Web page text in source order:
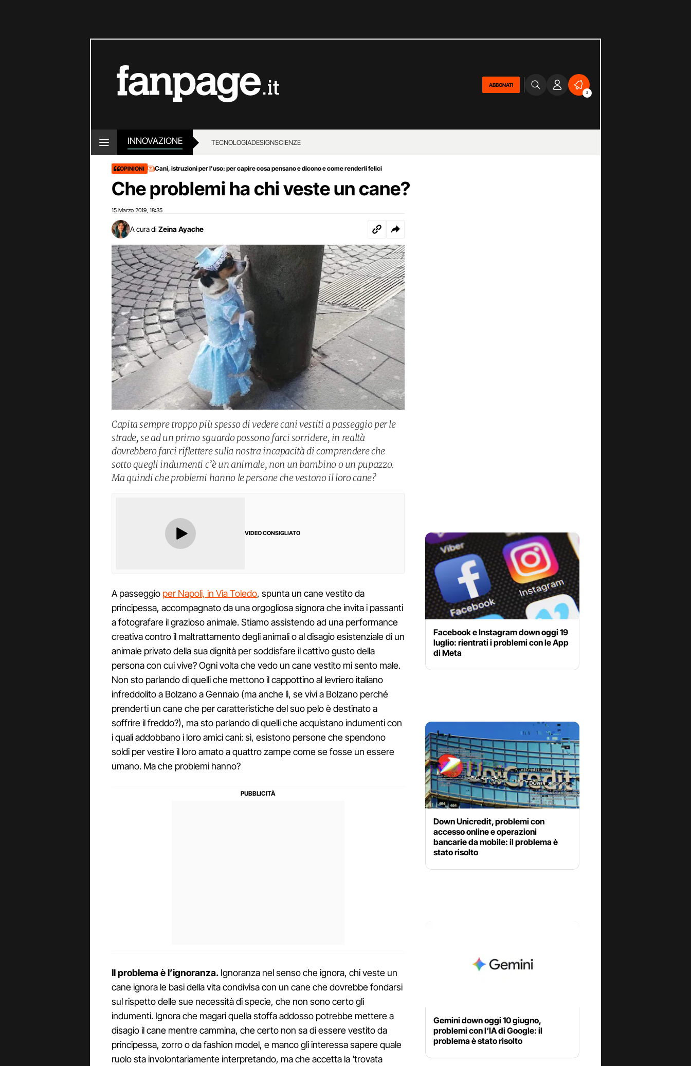
ABBONATI
2
INNOVAZIONE TECNOLOGIADESIGNSCIENZE
OPINIONI Cani, istruzioni per l'uso: per capire cosa pensano e dicono e come renderli felici
Che problemi ha chi veste un cane?
15 Marzo 2019 18:35
A cura di Zeina Ayache
Capita sempre troppo più spesso di vedere cani vestiti a passeggio per le
strade, se ad un primo sguardo possono farci sorridere, in realtà
dovrebbero farci riflettere sulla nostra incapacità di comprendere che
sotto quegli indumenti c’è un animale, non un bambino o un pupazzo.
Ma quindi che problemi hanno le persone che vestono il loro cane?
VIDEO CONSIGLIATO
A passeggio per Napoli, in Via Toledo, spunta un cane vestito da
principessa, accompagnato da una orgogliosa signora che invita i passanti
a fotografare il grazioso animale. Stiamo assistendo ad una performance
creativa contro il maltrattamento degli animali o al disagio esistenziale di un
animale privato della sua dignità per soddisfare il cattivo gusto della
persona con cui vive? Ogni volta che vedo un cane vestito mi sento male.
Non sto parlando di quelli che mettono il cappottino al levriero italiano
infreddolito a Bolzano a Gennaio (ma anche lì, se vivi a Bolzano perché
prenderti un cane che per caratteristiche del suo pelo è destinato a
soffrire il freddo?), ma sto parlando di quelli che acquistano indumenti con
i quali addobbano i loro amici cani: sì, esistono persone che spendono
soldi per vestire il loro amato a quattro zampe come se fosse un essere
umano. Ma che problemi hanno?
Il problema è l’ignoranza. Ignoranza nel senso che ignora, chi veste un
cane ignora le basi della vita condivisa con un cane che dovrebbe fondarsi
sul rispetto delle sue necessità di specie, che non sono certo gli
indumenti. Ignora che magari quella stoffa addosso potrebbe mettere a
disagio il cane mentre cammina, che certo non sa di essere vestito da
principessa, zorro o da fashion model, e manco gli interessa sapere quale
ruolo sta involontariamente interpretando, ma che accetta la ‘trovata
Facebook e Instagram down oggi 19
luglio: rientrati i problemi con le App
di Meta
Down Unicredit, problemi con
accesso online e operazioni
bancarie da mobile: il problema è
stato risolto
Gemini down oggi 10 giugno,
problemi con l‘IA di Google: il
problema è stato risolto